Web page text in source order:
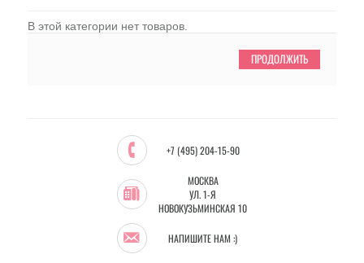
В этой категории нет товаров.
ПРОДОЛЖИТЬ
+7 (495) 204-15-90
МОСКВА
УЛ. 1-Я
НОВОКУЗЬМИНСКАЯ 10
НАПИШИТЕ НАМ :)